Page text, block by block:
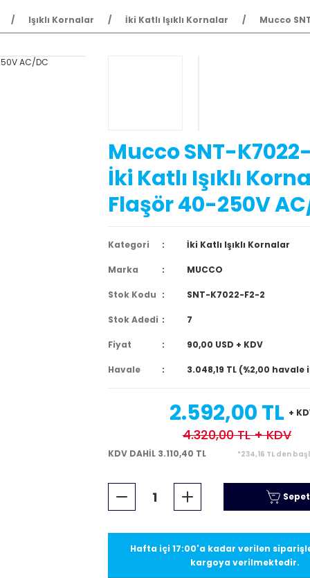
Işıklı Kornalar İki Katlı Işıklı Kornalar Mucco
Mucco SNT-
İki Katlı Işıklı
Flaşör 40-250V
Kategori İki Katlı Işıklı Kornalar
Marka MUCCO
Stok Kodu SNT-K7022-F2-2
Stok Adedi 7
Fiyat 90,00 USD + KDV
Havale 3.048,19 TL (%2,00
2.592,00 TL +
4.320,00 TL+ KDV
KDV DAHİL 3.110,40 TL *234,16 TL den
Hafta içi 17:00'a kadar verilen
kargoya verilmektedir.